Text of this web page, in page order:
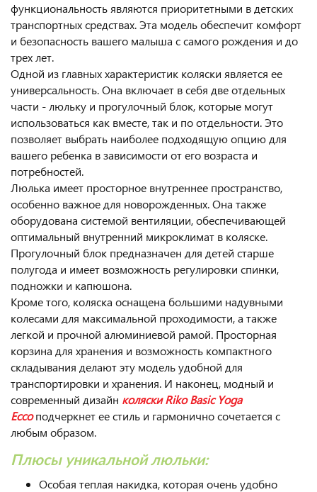
функциональность являются приоритетными в детских
транспортных средствах. Эта модель обеспечит комфорт
и безопасность вашего малыша с самого рождения и до
трех лет.
Одной из главных характеристик коляски является ее
универсальность. Она включает в себя две отдельных
части - люльку и прогулочный блок, которые могут
использоваться как вместе, так и по отдельности. Это
позволяет выбрать наиболее подходящую опцию для
вашего ребенка в зависимости от его возраста и
потребностей.
Люлька имеет просторное внутреннее пространство,
особенно важное для новорожденных. Она также
оборудована системой вентиляции, обеспечивающей
оптимальный внутренний микроклимат в коляске.
Прогулочный блок предназначен для детей старше
полугода и имеет возможность регулировки спинки,
подножки и капюшона.
Кроме того, коляска оснащена большими надувными
колесами для максимальной проходимости, а также
легкой и прочной алюминиевой рамой. Просторная
корзина для хранения и возможность компактного
складывания делают эту модель удобной для
транспортировки и хранения. И наконец, модный и
современный дизайн коляски Riko Basic Yoga
Eccoподчеркнет ее стиль и гармонично сочетается с
любым образом.
Плюсы уникальной люльки:
Особая теплая накидка, которая очень удобно